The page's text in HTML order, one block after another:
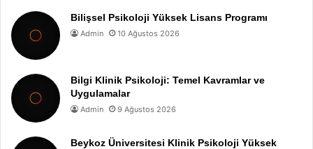
Bilişsel Psikoloji Yüksek Lisans Programı
Admin 10 Ağustos 2026
Bilgi Klinik Psikoloji: Temel Kavramlar ve
Uygulamalar
Admin 9 Ağustos 2026
Beykoz Üniversitesi Klinik Psikoloji Yüksek